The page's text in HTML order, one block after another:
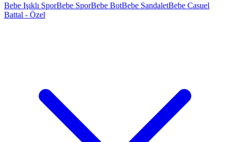
Bebe Işıklı SporBebe SporBebe BotBebe SandaletBebe Casuel
Battal - Özel